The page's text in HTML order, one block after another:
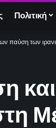
Πολιτική
παύση των